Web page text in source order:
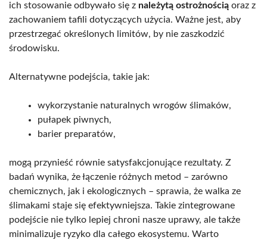
ich stosowanie odbywało się z należytą ostrożnością oraz z
zachowaniem tafili dotyczących użycia. Ważne jest, aby
przestrzegać określonych limitów, by nie zaszkodzić
środowisku.
Alternatywne podejścia, takie jak:
wykorzystanie naturalnych wrogów ślimaków,
pułapek piwnych,
barier preparatów,
mogą przynieść równie satysfakcjonujące rezultaty. Z
badań wynika, że łączenie różnych metod – zarówno
chemicznych, jak i ekologicznych – sprawia, że walka ze
ślimakami staje się efektywniejsza. Takie zintegrowane
podejście nie tylko lepiej chroni nasze uprawy, ale także
minimalizuje ryzyko dla całego ekosystemu. Warto